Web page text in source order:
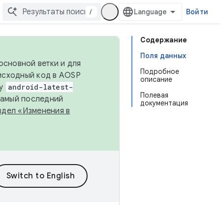
/ Войти
Содержание
Поля данных
Подробное
описание
Полевая
документация
ветки и для
код в AOSP
android-latest-
последний
«Изменения в